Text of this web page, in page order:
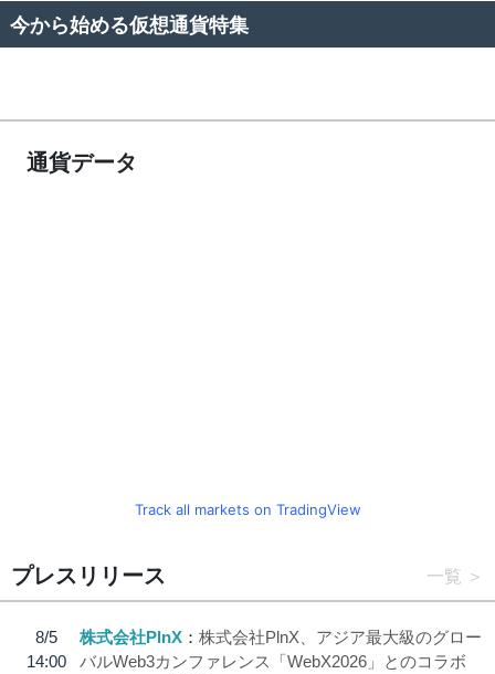
今から始める仮想通貨特集
通貨データ
Track all markets on TradingView
プレスリリース 一覧
8/5
14:00
株式会社PlnX
株式会社PlnX、アジア最大級のグロー
バルWeb3カンファレンス「WebX2026」とのコラボ